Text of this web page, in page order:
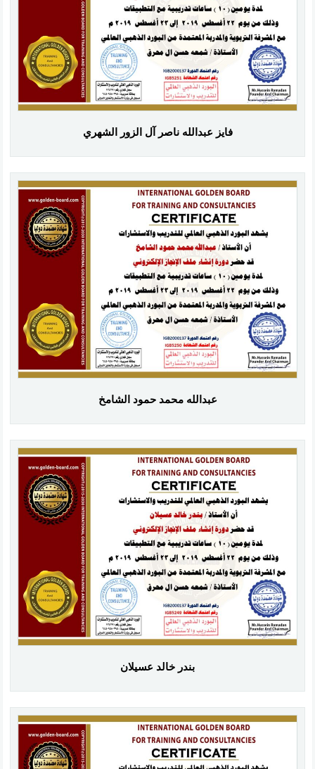
فايز عبدالله ناصر آل الزور الشهري
عبدالله محمد حمود الشامخ
بندر خالد عسيلان